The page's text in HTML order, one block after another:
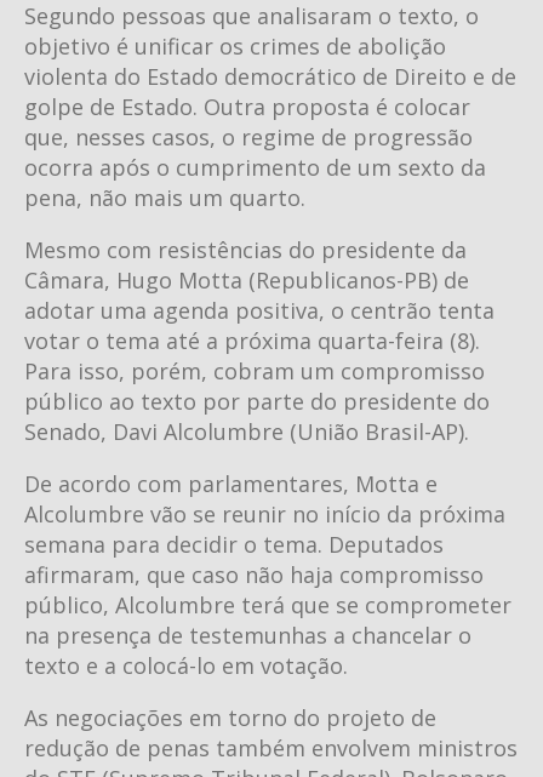
Segundo pessoas que analisaram o texto, o
objetivo é unificar os crimes de abolição
violenta do Estado democrático de Direito e de
golpe de Estado. Outra proposta é colocar
que, nesses casos, o regime de progressão
ocorra após o cumprimento de um sexto da
pena, não mais um quarto.
Mesmo com resistências do presidente da
Câmara, Hugo Motta (Republicanos-PB) de
adotar uma agenda positiva, o centrão tenta
votar o tema até a próxima quarta-feira (8).
Para isso, porém, cobram um compromisso
público ao texto por parte do presidente do
Senado, Davi Alcolumbre (União Brasil-AP).
De acordo com parlamentares, Motta e
Alcolumbre vão se reunir no início da próxima
semana para decidir o tema. Deputados
afirmaram, que caso não haja compromisso
público, Alcolumbre terá que se comprometer
na presença de testemunhas a chancelar o
texto e a colocá-lo em votação.
As negociações em torno do projeto de
redução de penas também envolvem ministros